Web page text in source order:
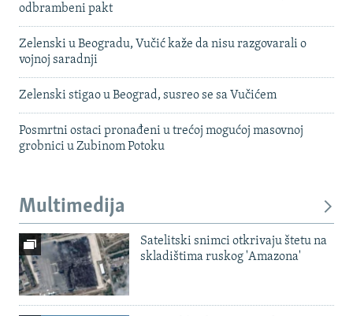
odbrambeni pakt
Zelenski u Beogradu, Vučić kaže da nisu razgovarali o
vojnoj saradnji
Zelenski stigao u Beograd, susreo se sa Vučićem
Posmrtni ostaci pronađeni u trećoj mogućoj masovnoj
grobnici u Zubinom Potoku
Multimedija
Satelitski snimci otkrivaju štetu na
skladištima ruskog 'Amazona'